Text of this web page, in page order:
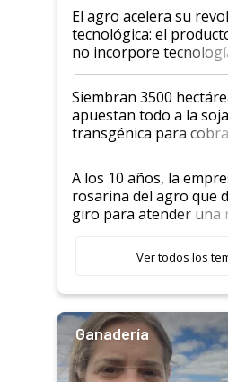
El agro acelera su
tecnológica: el
no incorpore tecnología
perder el tren"
Siembran 3500
apuestan todo a la
transgénica para
por tonelada:
semillero
A los 10 años, la
rosarina del agro que
giro para atender una
Ver todos los
Ganadería